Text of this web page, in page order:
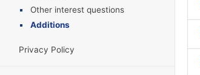
Other interest questions
Additions
Privacy Policy